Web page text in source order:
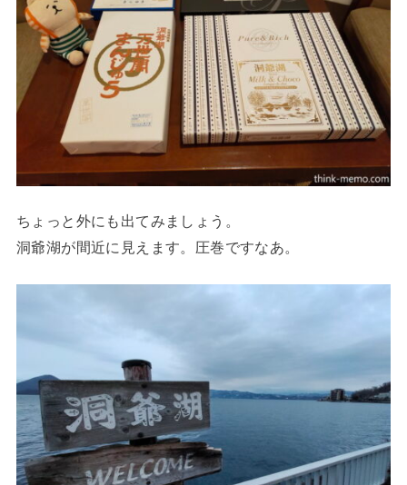
ちょっと外にも出てみましょう。
洞爺湖が間近に見えます。圧巻ですなあ。